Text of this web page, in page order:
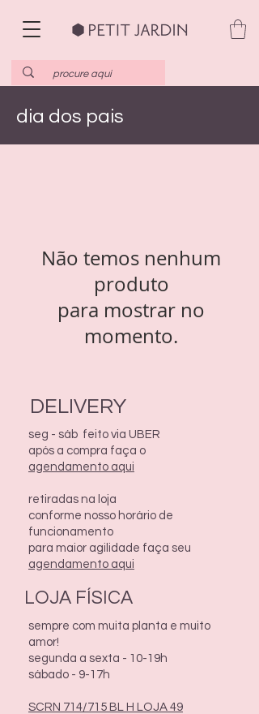
dia dos pais
Não temos nenhum
produto
para mostrar no
momento.
DELIVERY
seg - sáb feito via UBER
após a compra faça o
agendamento aqui
retiradas na loja
conforme nosso horário de
funcionamento
para maior agilidade faça seu
agendamento aqui
LOJA FÍSICA
sempre com muita planta e muito
amor!
segunda a sexta - 10-19h
sábado - 9-17h
SCRN 714/715 BL H LOJA 49